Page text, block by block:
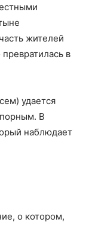
жителей
в
удается
В
наблюдает
о котором,